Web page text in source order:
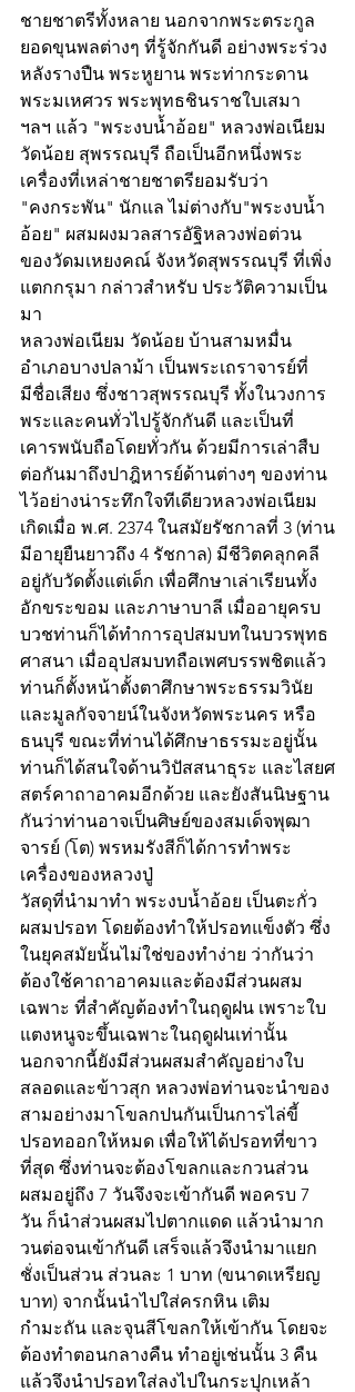
ชายชาตรีทั้งหลาย นอกจากพระตระกูล
ยอดขุนพลต่างๆ ที่รู้จักกันดี อย่างพระร่วง
หลังรางปืน พระหูยาน พระท่ากระดาน
พระมเหศวร พระพุทธชินราชใบเสมา
ฯลฯ แล้ว "พระงบน้ำอ้อย" หลวงพ่อเนียม
วัดน้อย สุพรรณบุรี ถือเป็นอีกหนึ่งพระ
เครื่องที่เหล่าชายชาตรียอมรับว่า
"คงกระพัน" นักแล ไม่ต่างกับ"พระงบน้ำ
อ้อย" ผสมผงมวลสารอัฐิหลวงพ่อต่วน
ของวัดมเหยงคณ์ จังหวัดสุพรรณบุรี ที่เพิ่ง
แตกกรุมา กล่าวสำหรับ ประวัติความเป็น
มา
หลวงพ่อเนียม วัดน้อย บ้านสามหมื่น
อำเภอบางปลาม้า เป็นพระเถราจารย์ที่
มีชื่อเสียง ซึ่งชาวสุพรรณบุรี ทั้งในวงการ
พระและคนทั่วไปรู้จักกันดี และเป็นที่
เคารพนับถือโดยทั่วกัน ด้วยมีการเล่าสืบ
ต่อกันมาถึงปาฎิหารย์ด้านต่างๆ ของท่าน
ไว้อย่างน่าระทึกใจทีเดียวหลวงพ่อเนียม
เกิดเมื่อ พ.ศ. 2374 ในสมัยรัชกาลที่ 3 (ท่าน
มีอายุยืนยาวถึง 4 รัชกาล) มีชีวิตคลุกคลี
อยู่กับวัดตั้งแต่เด็ก เพื่อศึกษาเล่าเรียนทั้ง
อักขระขอม และภาษาบาลี เมื่ออายุครบ
บวชท่านก็ได้ทำการอุปสมบทในบวรพุทธ
ศาสนา เมื่ออุปสมบทถือเพศบรรพชิตแล้ว
ท่านก็ตั้งหน้าตั้งตาศึกษาพระธรรมวินัย
และมูลกัจจายน์ในจังหวัดพระนคร หรือ
ธนบุรี ขณะที่ท่านได้ศึกษาธรรมะอยู่นั้น
ท่านก็ได้สนใจด้านวิปัสสนาธุระ และไสยศ
สตร์คาถาอาคมอีกด้วย และยังสันนิษฐาน
กันว่าท่านอาจเป็นศิษย์ของสมเด็จพุฒา
จารย์ (โต) พรหมรังสีก็ได้การทำพระ
เครื่องของหลวงปู่
วัสดุที่นำมาทำ พระงบน้ำอ้อย เป็นตะกั่ว
ผสมปรอท โดยต้องทำให้ปรอทแข็งตัว ซึ่ง
ในยุคสมัยนั้นไม่ใช่ของทำง่าย ว่ากันว่า
ต้องใช้คาถาอาคมและต้องมีส่วนผสม
เฉพาะ ที่สำคัญต้องทำในฤดูฝน เพราะใบ
แตงหนูจะขึ้นเฉพาะในฤดูฝนเท่านั้น
นอกจากนี้ยังมีส่วนผสมสำคัญอย่างใบ
สลอดและข้าวสุก หลวงพ่อท่านจะนำของ
สามอย่างมาโขลกปนกันเป็นการไล่ขี้
ปรอทออกให้หมด เพื่อให้ได้ปรอทที่ขาว
ที่สุด ซึ่งท่านจะต้องโขลกและกวนส่วน
ผสมอยู่ถึง 7 วันจึงจะเข้ากันดี พอครบ 7
วัน ก็นำส่วนผสมไปตากแดด แล้วนำมาก
วนต่อจนเข้ากันดี เสร็จแล้วจึงนำมาแยก
ชั่งเป็นส่วน ส่วนละ 1 บาท (ขนาดเหรียญ
บาท) จากนั้นนำไปใส่ครกหิน เติม
กำมะถัน และจุนสีโขลกให้เข้ากัน โดยจะ
ต้องทำตอนกลางคืน ทำอยู่เช่นนั้น 3 คืน
แล้วจึงนำปรอทใส่ลงไปในกระปุกเหล้า